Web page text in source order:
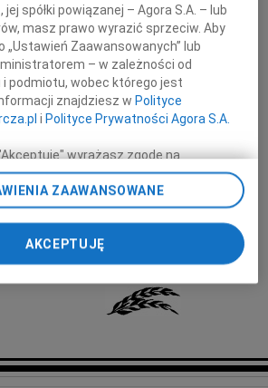
z powodu śmierci
Mamy
składają
koleżanki i koledzy
jej spółki powiązanej – Agora S.A. – lub
masz prawo wyrazić sprzeciw. Aby
„Ustawień Zaawansowanych” lub
– w zależności od
podmiotu, wobec którego jest
znajdziesz wPolityce
iPolityce Prywatności Agora S.A.
wyrażasz zgodę na
plików typu cookie
jej Zaufanych Partnerów i Agora S.A.
końcowym. Możesz też w każdej
preferencje dot. plików cookie,
narzędzie do zarządzania Twoimi
danych poprzez
prywatności” w stopce serwisu i
„Ustawienia zaawansowane”.
cookie możliwa jest także za
i Agora S.A. możemy
ZAAWANSOWANE
AKCEPTUJĘ